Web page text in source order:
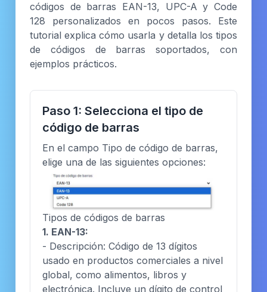
códigos de barras EAN-13, UPC-A y Code
128 personalizados en pocos pasos. Este
tutorial explica cómo usarla y detalla los tipos
de códigos de barras soportados, con
ejemplos prácticos.
Paso 1: Selecciona el tipo de
código de barras
En el campo Tipo de código de barras,
elige una de las siguientes opciones:
Tipos de códigos de barras
1. EAN-13:
- Descripción: Código de 13 dígitos
usado en productos comerciales a nivel
global, como alimentos, libros y
electrónica. Incluye un dígito de control